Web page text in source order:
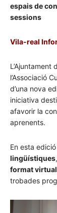
espais de
sessions
Vila-real
L’Ajuntament
l’Associació
d’una nova
iniciativa
afavorir la
aprenents.
En esta
lingüístiques
format virtual
trobades